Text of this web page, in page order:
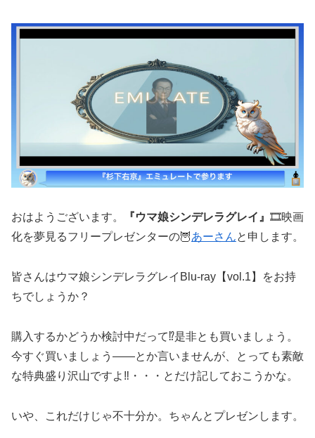
おはようございます。 『ウマ娘シンデレラグレイ』 🎞️映画
化を夢見るフリープレゼンターの🦉あーさんと申します。
皆さんはウマ娘シンデレラグレイBlu-ray【vol.1】をお持
ちでしょうか？
購入するかどうか検討中だって⁉️是非とも買いましょう。
今すぐ買いましょう――とか言いませんが、とっても素敵
な特典盛り沢山ですよ‼️・・・とだけ記しておこうかな。
いや、これだけじゃ不十分か。ちゃんとプレゼンします。